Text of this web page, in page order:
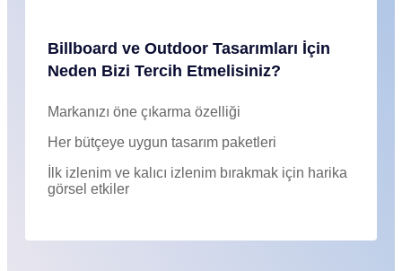
Billboard ve Outdoor Tasarımları İçin
Neden Bizi Tercih Etmelisiniz?
Markanızı öne çıkarma özelliği
Her bütçeye uygun tasarım paketleri
İlk izlenim ve kalıcı izlenim bırakmak için harika
görsel etkiler